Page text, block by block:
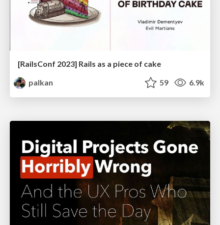
[RailsConf 2023] Rails as a piece of cake
palkan
59 6.9k